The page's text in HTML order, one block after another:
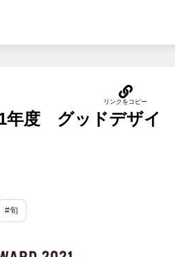
年度 グッドデザイ
#旬